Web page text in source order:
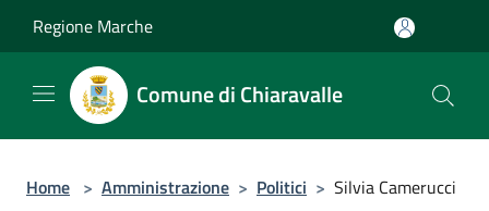
Regione Marche
Comune di Chiaravalle
Home > Amministrazione > Politici > Silvia Camerucci